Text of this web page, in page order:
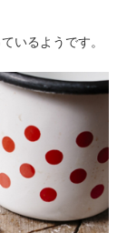
いるようです。